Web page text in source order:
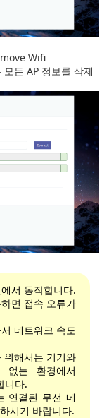
Wifi
든 AP 정보를 삭제
서 동작합니다.
면 접속 오류가
네트워크 속도
위해서는 기기와
없는 환경에서
니다.
연결된 무선 네
시기 바랍니다.